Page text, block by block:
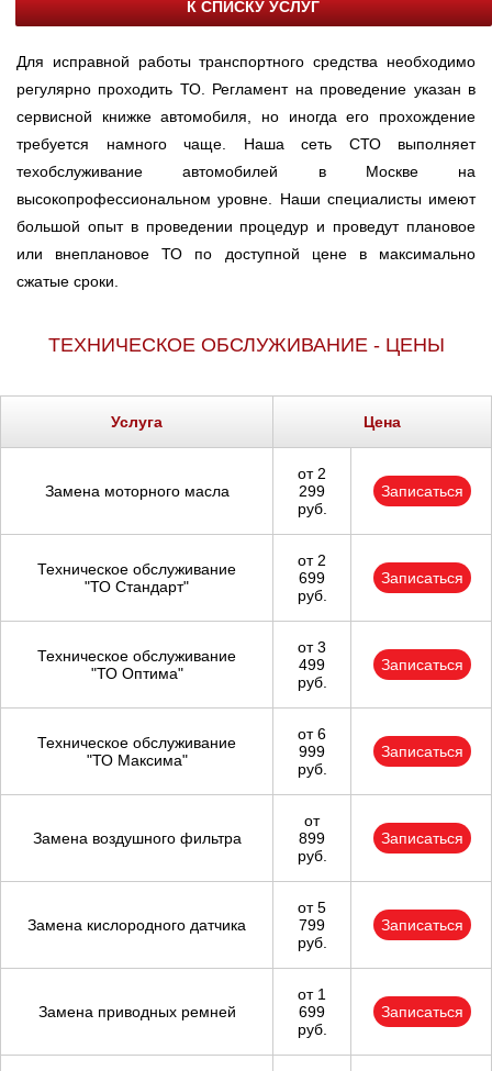
К СПИСКУ УСЛУГ
Для исправной работы транспортного средства необходимо
регулярно проходить ТО. Регламент на проведение указан в
сервисной книжке автомобиля, но иногда его прохождение
требуется намного чаще. Наша сеть СТО выполняет
техобслуживание автомобилей в Москве на
высокопрофессиональном уровне. Наши специалисты имеют
большой опыт в проведении процедур и проведут плановое
или внеплановое ТО по доступной цене в максимально
сжатые сроки.
ТЕХНИЧЕСКОЕ ОБСЛУЖИВАНИЕ - ЦЕНЫ
Услуга Цена
Замена моторного масла
от 2
299
руб.
Записаться
Техническое обслуживание
"ТО Стандарт"
от 2
699
руб.
Записаться
Техническое обслуживание
"ТО Оптима"
от 3
499
руб.
Записаться
Техническое обслуживание
"ТО Максима"
от 6
999
руб.
Записаться
Замена воздушного фильтра
от
899
руб.
Записаться
Замена кислородного датчика
от 5
799
руб.
Записаться
Замена приводных ремней
от 1
699
руб.
Записаться